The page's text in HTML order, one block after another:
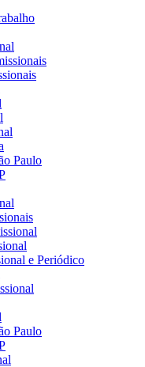
Paulo
e Periódico
Paulo